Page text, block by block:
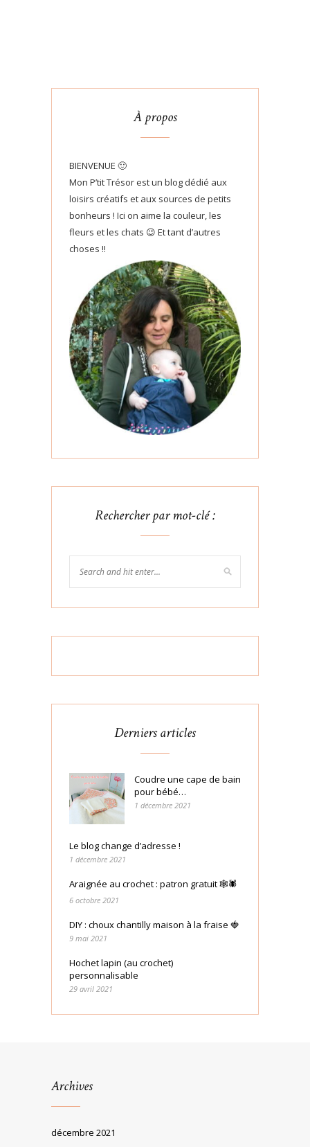
À propos
BIENVENUE 🙂
Mon P’tit Trésor est un blog dédié aux
loisirs créatifs et aux sources de petits
bonheurs ! Ici on aime la couleur, les
fleurs et les chats 😉 Et tant d’autres
choses !!
Rechercher par mot-clé :
Derniers articles
Coudre une cape de bain
pour bébé…
1 décembre 2021
Le blog change d’adresse !
1 décembre 2021
Araignée au crochet : patron gratuit 🕸🕷
6 octobre 2021
DIY : choux chantilly maison à la fraise 🍓
9 mai 2021
Hochet lapin (au crochet)
personnalisable
29 avril 2021
Archives
décembre 2021